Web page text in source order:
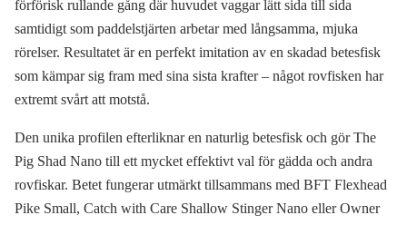
Goldie
119 kr
Ice Shad
119 kr
Kickstarter UV
Motor Oil Pepper
119 kr
förförisk rullande gång där huvudet vaggar lätt sida till sida
samtidigt som paddelstjärten arbetar med långsamma, mjuka
rörelser. Resultatet är en perfekt imitation av en skadad betesfisk
som kämpar sig fram med sina sista krafter – något rovfisken har
extremt svårt att motstå.
Den unika profilen efterliknar en naturlig betesfisk och gör The
Pig Shad Nano till ett mycket effektivt val för gädda och andra
rovfiskar. Betet fungerar utmärkt tillsammans med BFT Flexhead
Pike Small, Catch with Care Shallow Stinger Nano eller Owner